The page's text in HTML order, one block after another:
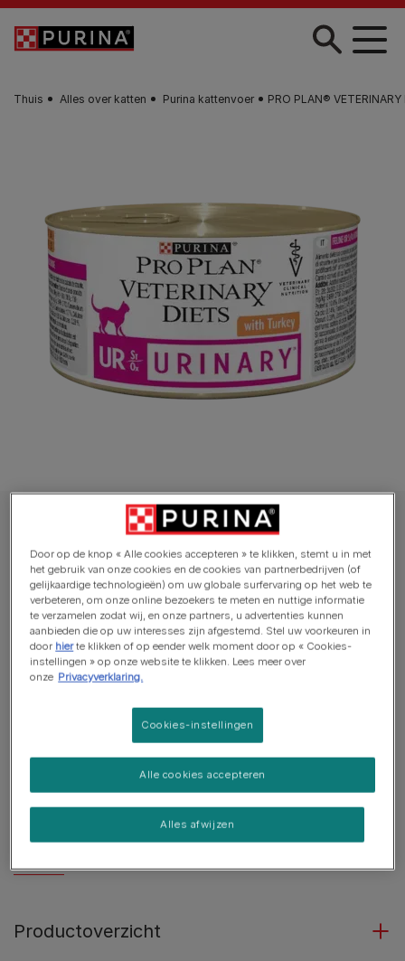
Skip to main content
Thuis Alles over katten Purina kattenvoer PRO PLAN®
PRO PLAN® VETERINARY DIETS natvoer voor katten
PRO PLAN® VETERINARY DIETS Feline UR
St/Ox Urinary Mousse kalkoen
Aantal reviews
Beschikbare formaten: 195g
Bevordert een zure urine om de vorming van
struvietstenen in de urine te helpen verminderen en het
oplossen te helpen bevorderen.
Bevordert de oplossing van urinaire struvietstenen.
Matige hoeveelheid calorieën om het ideale
lichaamsgewicht te helpen behouden.
Productoverzicht
Door op de knop « Alle cookies accepteren » te klikken, stemt u in met
het gebruik van onze cookies en de cookies van partnerbedrijven (of
gelijkaardige technologieën) om uw globale surfervaring op het web te
verbeteren, om onze online bezoekers te meten en nuttige informatie
te verzamelen zodat wij, en onze partners, u advertenties kunnen
aanbieden die op uw interesses zijn afgestemd. Stel uw voorkeuren in
door hierte klikken of op eender welk moment door op « Cookies-
instellingen » op onze website te klikken. Lees meer over
onze Privacyverklaring.
Cookies-instellingen
Alles afwijzen
Alle cookies accepteren